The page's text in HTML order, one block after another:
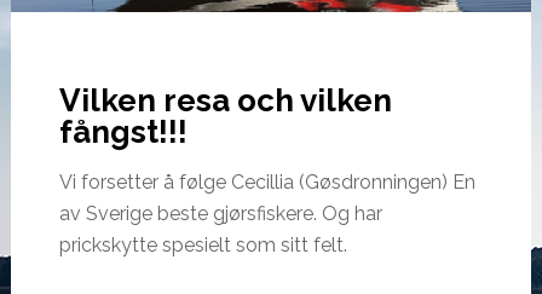
Vilken resa och vilken
fångst!!!
Vi forsetter å følge Cecillia (Gøsdronningen) En
av Sverige beste gjørsfiskere. Og har
prickskytte spesielt som sitt felt.